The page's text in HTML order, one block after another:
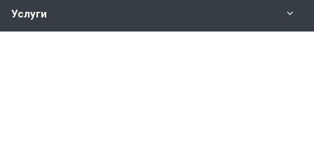
Услуги